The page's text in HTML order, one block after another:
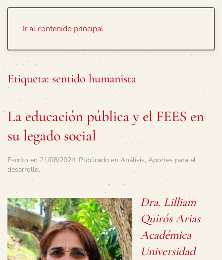
Ir al contenido principal
Etiqueta: sentido humanista
La educación pública y el FEES en
su legado social
Escrito en 21/08/2024. Publicado en Análisis, Aportes para el
desarrollo.
Dra. Lilliam
Quirós Arias
Académica
Universidad